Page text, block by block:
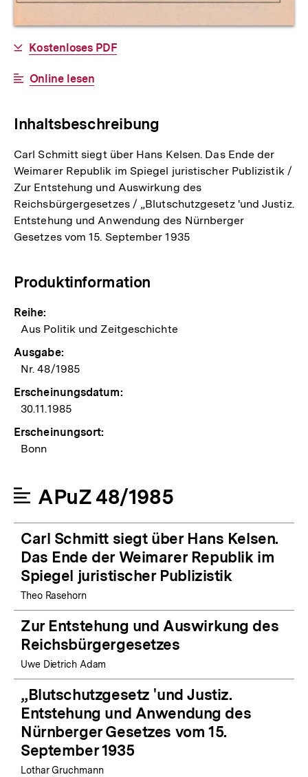
Allgemeine
Informationen
Download-
Kostenloses PDF
Interner
Online lesen
Inhaltsbeschreibung
Carl Schmitt siegt über Hans Kelsen. Das Ende der
Weimarer Republik im Spiegel juristischer Publizistik /
Zur Entstehung und Auswirkung des
Reichsbürgergesetzes / „Blutschutzgesetz 'und Justiz.
Entstehung und Anwendung des Nürnberger
Gesetzes vom 15. September 1935
Produktinformation
Reihe:
Aus Politik und Zeitgeschichte
Ausgabe:
Nr. 48/1985
Erscheinungsdatum:
30.11.1985
Erscheinungsort:
Bonn
APuZ 48/1985
Carl Schmitt siegt über Hans Kelsen.
Das Ende der Weimarer Republik im
Spiegel juristischer Publizistik
Theo Rasehorn
Zur Entstehung und Auswirkung des
Reichsbürgergesetzes
Uwe Dietrich Adam
„Blutschutzgesetz 'und Justiz.
Entstehung und Anwendung des
Nürnberger Gesetzes vom 15.
September 1935
Lothar Gruchmann